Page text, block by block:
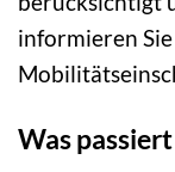
informieren
Was